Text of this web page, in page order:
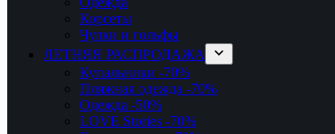
Корсеты
Чулки и гольфы
ЛЕТНЯЯ РАСПРОДАЖА
Купальники -70%
Пляжная одежда -70%
Одежда -50%
LOVE Stories -70%